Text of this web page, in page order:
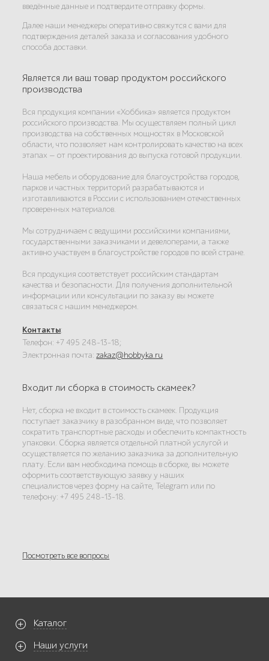
введённые данные и подтвердите отправку формы.
Далее наши менеджеры оперативно свяжутся с вами для
подтверждения деталей заказа и согласования удобного
способа доставки.
Является ли ваш товар продуктом российского
производства
Вся продукция компании «Хоббика» является продуктом
российского производства. Мы осуществляем полный цикл
производства на собственных мощностях в Московской
области, что позволяет нам контролировать качество на всех
этапах — от проектирования до выпуска готовой продукции.
Наша мебель и оборудование для благоустройства городов,
парков и частных территорий разрабатываются и
изготавливаются в России с использованием отечественных
проверенных материалов.
Мы сотрудничаем с ведущими российскими компаниями,
государственными заказчиками и девелоперами, а также
активно участвуем в благоустройстве городов по всей стране.
Вся продукция соответствует российским стандартам
качества и безопасности. Для получения дополнительной
информации или консультации по заказу вы можете
связаться с нашим менеджером.
Контакты:
Телефон: +7 495 248-13-18;
Электронная почта:zakaz@hobbyka.ru
Входит ли сборка в стоимость скамеек?
Нет, сборка не входит в стоимость скамеек. Продукция
поступает заказчику в разобранном виде, что позволяет
сократить транспортные расходы и обеспечить компактность
упаковки. Сборка является отдельной платной услугой и
осуществляется по желанию заказчика за дополнительную
плату. Если вам необходима помощь в сборке, вы можете
оформить соответствующую заявку у наших
специалистов через форму на сайте, Telegram или по
телефону: +7 495 248-13-18.
Посмотреть все вопросы
Каталог
Наши услуги